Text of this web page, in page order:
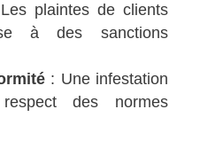
plaintes de clients
à des sanctions
: Une infestation
des normes